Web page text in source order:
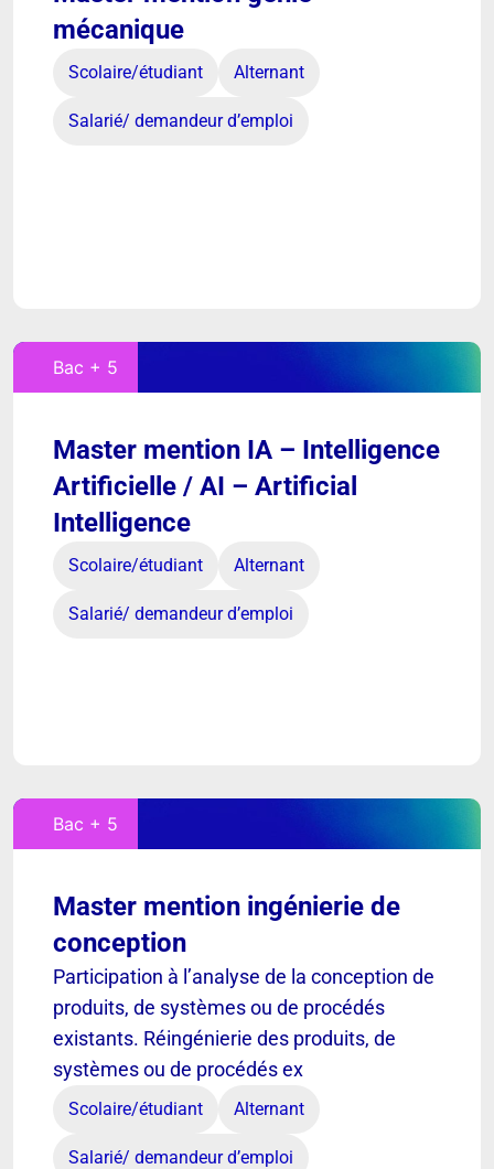
mécanique
Scolaire/étudiant Alternant
Salarié/ demandeur d’emploi
Bac + 5
Master mention IA – Intelligence
Artificielle / AI – Artificial
Intelligence
Scolaire/étudiant Alternant
Salarié/ demandeur d’emploi
Bac + 5
Master mention ingénierie de
conception
Participation à l’analyse de la conception de
produits, de systèmes ou de procédés
existants. Réingénierie des produits, de
systèmes ou de procédés ex
Scolaire/étudiant Alternant
Salarié/ demandeur d’emploi